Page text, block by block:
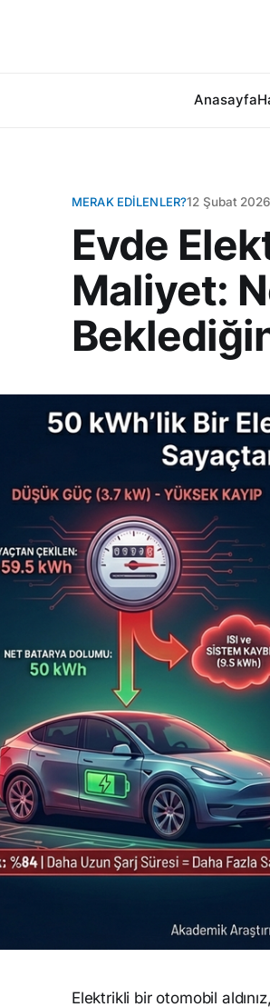
Anasayfa
MERAK EDILENLER?12 Şubat 2026
Evde
Maliyet:
Elektrikli bir otomobil